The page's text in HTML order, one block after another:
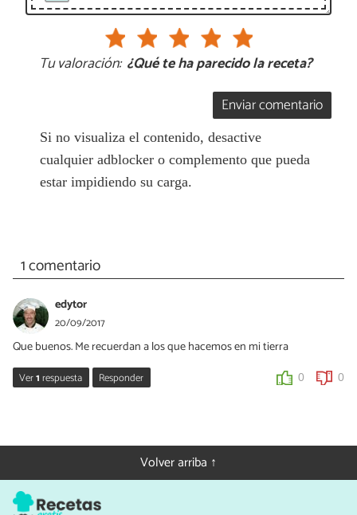
Tu valoración: ¿Qué te ha parecido la receta?
Enviar comentario
Si no visualiza el contenido, desactive
cualquier adblocker o complemento que pueda
estar impidiendo su carga.
1 comentario
edytor
20/09/2017
Que buenos. Me recuerdan a los que hacemos en mi tierra
Ver1respuesta Responder 0 0
Me alegro de que te gusten ¡me encantaría conocer la receta de
Volver arriba ↑